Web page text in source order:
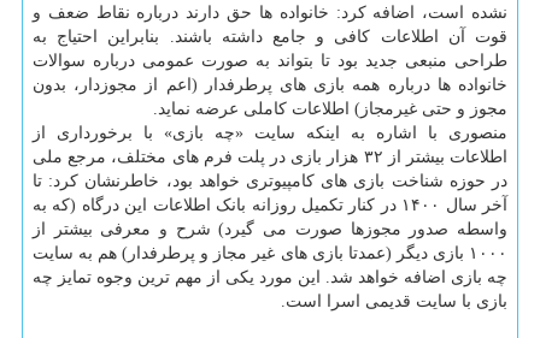
نشده است، اضافه کرد: خانواده ها حق دارند درباره نقاط ضعف و
قوت آن اطلاعات کافی و جامع داشته باشند. بنابراین احتیاج به
طراحی منبعی جدید بود تا بتواند به صورت عمومی درباره سوالات
خانواده ها درباره همه بازی های پرطرفدار (اعم از مجوزدار، بدون
مجوز و حتی غیرمجاز) اطلاعات کاملی عرضه نماید.
منصوری با اشاره به اینکه سایت «چه بازی» با برخورداری از
اطلاعات بیشتر از ۳۲ هزار بازی در پلت فرم های مختلف، مرجع ملی
در حوزه شناخت بازی های کامپیوتری خواهد بود، خاطرنشان کرد: تا
آخر سال ۱۴۰۰ در کنار تکمیل روزانه بانک اطلاعات این درگاه (که به
واسطه صدور مجوزها صورت می گیرد) شرح و معرفی بیشتر از
۱۰۰۰ بازی دیگر (عمدتا بازی های غیر مجاز و پرطرفدار) هم به سایت
چه بازی اضافه خواهد شد. این مورد یکی از مهم ترین وجوه تمایز چه
بازی با سایت قدیمی اسرا است.